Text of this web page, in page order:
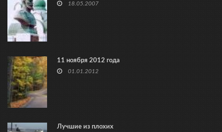
18.05.2007
11 ноября 2012 года
01.01.2012
Лучшие из плохих